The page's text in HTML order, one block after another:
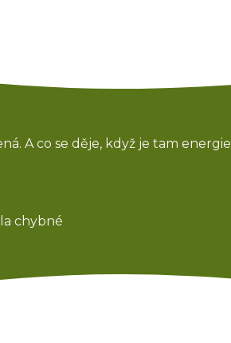
A co se děje, když je tam energie
chybné